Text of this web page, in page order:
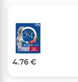
4.76 €